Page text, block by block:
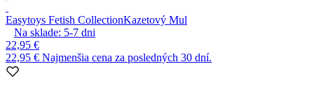
Easytoys Fetish CollectionKazetový Mul
Na sklade: 5-7 dni
22,95 €
22,95 € Najmenšia cena za posledných 30 dní.